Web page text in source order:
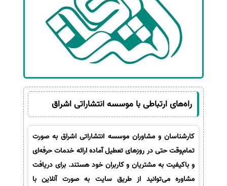
راه‌های ارتباطی با موسسه انتشاراتی اشراق
کارشناسان و مشاوران موسسه انتشاراتی اشراق به صورت
تمام‌وقت حتی در روزهای تعطیل آماده ارائه خدمات حرفه‌ای
و باکیفیت به مشتریان و کاربران خود هستند. برای دریافت
مشاوره می‌توانید از طریق سایت به صورت آنلاین با